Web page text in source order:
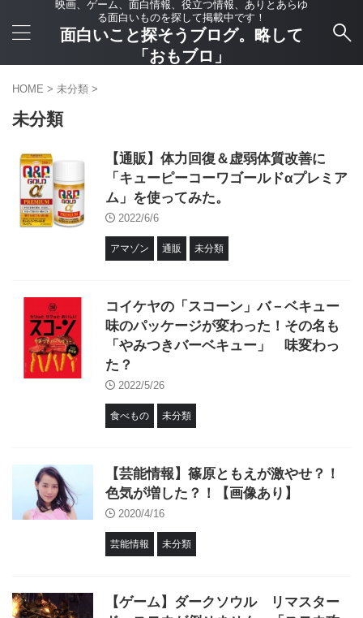
映画、ゲーム、面白情報、役立つ情報、ありとあらゆ
る面白いものを探して掲載中です！
面白いこと探そうブログ。略して
「おもブロ」
HOME > 未分類 >
未分類
【通販】体力回復＆虚弱体質改善に
「キューピーコーワゴールドαプレミア
ム」を使ってみた。
2022/6/6
アマゾン 通販 未分類
コイケヤの「スコーン」バ－ベキュー
味のパッケージが変わった！その名も
「やみつきバーベキュー」 味変わっ
た？
2022/5/26
食べもの 未分類
【芸能情報】篠原ともえが激やせ？！
色気が増した？！【画像あり】
2020/4/16
芸能情報 未分類
【ゲーム】ダークソウル リマスター